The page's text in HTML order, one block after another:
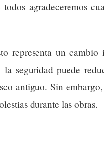
agradeceremos
representa un cambio
seguridad puede
antiguo. Sin
durante las obras.